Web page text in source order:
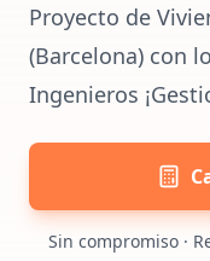
Proyecto de
(Barcelona) con
Ingenieros
Sin compromiso ·